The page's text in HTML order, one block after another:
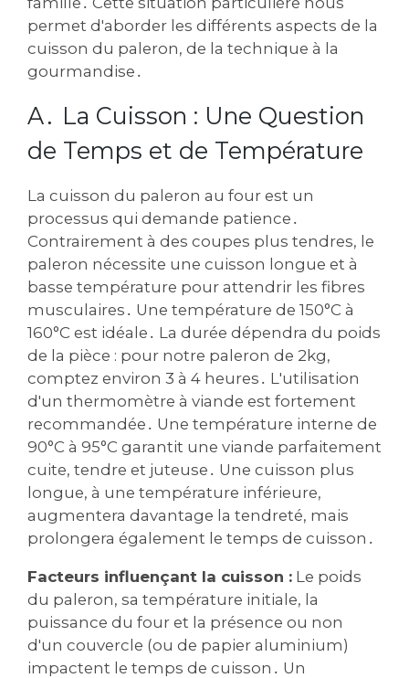
permet d'aborder les différents aspects de la
cuisson du paleron‚ de la technique à la
gourmandise․
A․ La Cuisson : Une Question
de Temps et de Température
La cuisson du paleron au four est un
processus qui demande patience․
Contrairement à des coupes plus tendres‚ le
paleron nécessite une cuisson longue et à
basse température pour attendrir les fibres
musculaires․ Une température de 150°C à
160°C est idéale․ La durée dépendra du poids
de la pièce : pour notre paleron de 2kg‚
comptez environ 3 à 4 heures․ L'utilisation
d'un thermomètre à viande est fortement
recommandée․ Une température interne de
90°C à 95°C garantit une viande parfaitement
cuite‚ tendre et juteuse․ Une cuisson plus
longue‚ à une température inférieure‚
augmentera davantage la tendreté‚ mais
prolongera également le temps de cuisson․
Facteurs influençant la cuisson : Le poids
du paleron‚ sa température initiale‚ la
puissance du four et la présence ou non
d'un couvercle (ou de papier aluminium)
impactent le temps de cuisson․ Un